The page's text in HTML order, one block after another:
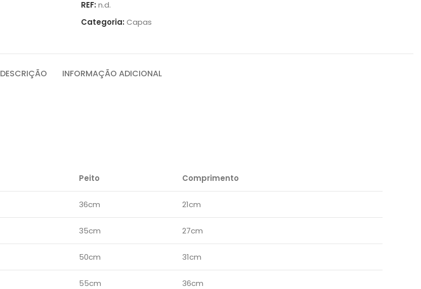
REF: n.d.
Categoria: Capas
DESCRIÇÃO INFORMAÇÃO ADICIONAL
Peito Comprimento
36cm 21cm
35cm 27cm
50cm 31cm
55cm 36cm